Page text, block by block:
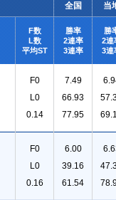
全国 当
F数
L数
平均ST
勝率
2連率
3連率
勝
2連
3連
F0
L0
0.14
7.49
66.93
77.95
F0
L0
0.16
6.00
39.16
61.54